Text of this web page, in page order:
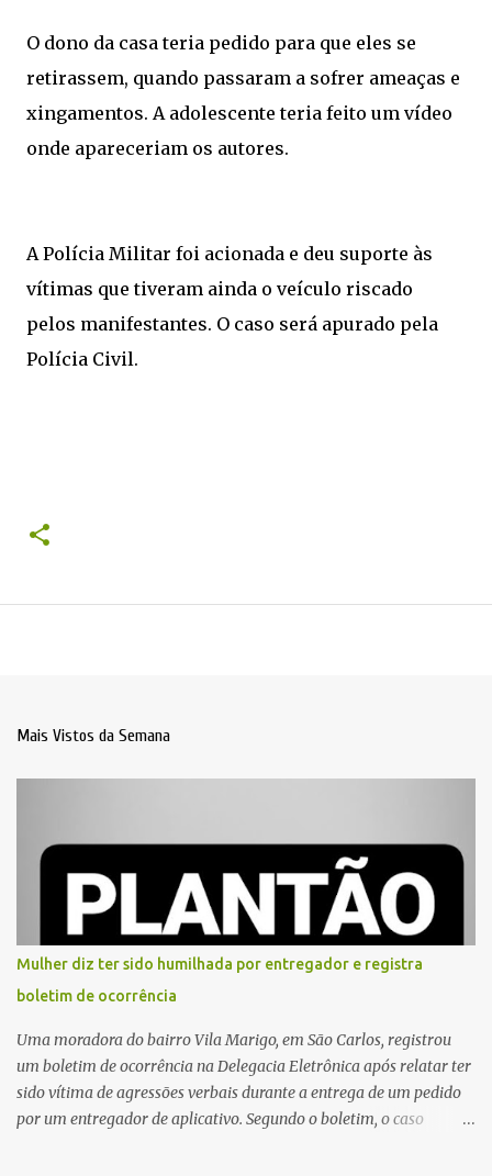
O dono da casa teria pedido para que eles se
retirassem, quando passaram a sofrer ameaças e
xingamentos. A adolescente teria feito um vídeo
onde apareceriam os autores.
A Polícia Militar foi acionada e deu suporte às
vítimas que tiveram ainda o veículo riscado
pelos manifestantes. O caso será apurado pela
Polícia Civil.
Mais Vistos da Semana
Mulher diz ter sido humilhada por entregador e registra
boletim de ocorrência
Uma moradora do bairro Vila Marigo, em São Carlos, registrou
um boletim de ocorrência na Delegacia Eletrônica após relatar ter
sido vítima de agressões verbais durante a entrega de um pedido
por um entregador de aplicativo. Segundo o boletim, o caso